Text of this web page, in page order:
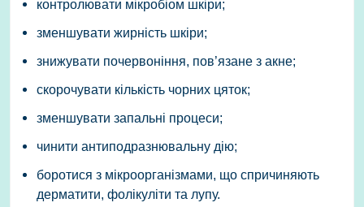
контролювати мікробіом шкіри;
зменшувати жирність шкіри;
знижувати почервоніння, пов’язане з акне;
скорочувати кількість чорних цяток;
зменшувати запальні процеси;
чинити антиподразнювальну дію;
боротися з мікроорганізмами, що спричиняють
дерматити, фолікуліти та лупу.